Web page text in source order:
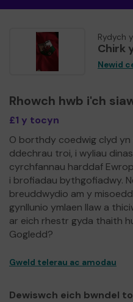
Rydych
Chirk
Newid
Rhowch hwb i'ch
£1 y tocyn
O borthdy coedwig clyd
ddechrau troi, i wyliau
cyrchfannau harddaf
i brofiadau bythgofiadwy.
breuddwydio am y
gynllunio ymlaen llaw a
ar eich rhestr gyda thaith
Gogledd?
Gweld telerau ac amodau
Dewiswch eich bwndel